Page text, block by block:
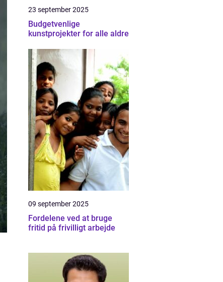
23 september 2025
Budgetvenlige
kunstprojekter for alle aldre
09 september 2025
Fordelene ved at bruge
fritid på frivilligt arbejde